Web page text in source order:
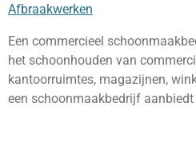
Afbraakwerken
Een commercieel
het schoonhouden van
kantoorruimtes, magazijnen,
een schoonmaakbedrijf